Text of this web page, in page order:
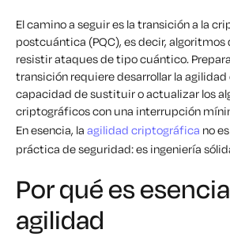
El camino a seguir es la transición a la
postcuántica (PQC), es decir, algoritmos
resistir ataques de tipo cuántico.
transición requiere desarrollar la
capacidad de sustituir o actualizar los
criptográficos con una interrupción
En esencia, la agilidad criptográfica no
práctica de seguridad: es ingeniería
Por qué es
agilidad